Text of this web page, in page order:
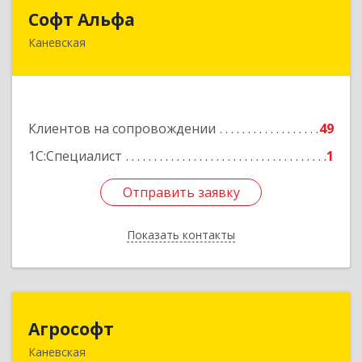
Софт Альфа
Каневская
Клиентов на сопровождении
49
1С:Специалист
1
Отправить заявку
Показать контакты
353730, Краснодарский край, Каневской р-н,
Отправить заявку
Назад
Агрософт
Каневская
353730, Краснодарский край, Каневская ст-ца,